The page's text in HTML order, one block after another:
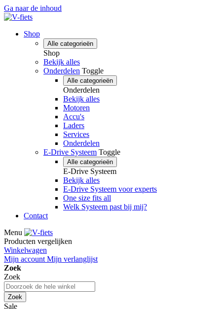
Ga naar de inhoud
Shop
Alle categorieën
Shop
Bekijk alles
Onderdelen Toggle
Alle categorieën
Onderdelen
Bekijk alles
Motoren
Accu's
Laders
Services
Onderdelen
E-Drive Systeem Toggle
Alle categorieën
E-Drive Systeem
Bekijk alles
E-Drive Systeem voor experts
One size fits all
Welk Systeem past bij mij?
Contact
Menu
Producten vergelijken
Winkelwagen
Mijn account Mijn verlanglijst
Zoek
Zoek
Zoek
Sale